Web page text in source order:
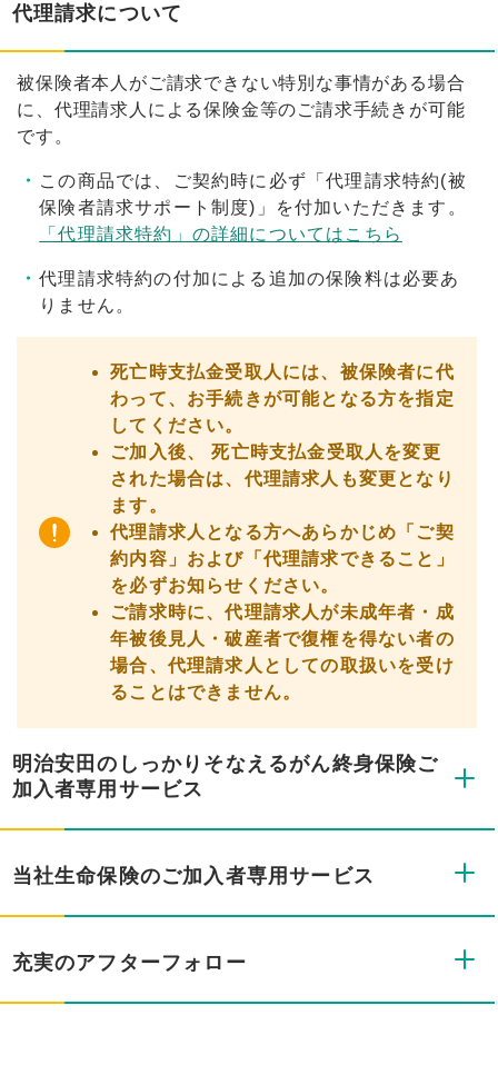
代理請求について
被保険者本人がご請求できない特別な事情がある場合
に、代理請求人による保険金等のご請求手続きが可能
です。
この商品では、ご契約時に必ず「代理請求特約(被
保険者請求サポート制度)」を付加いただきます。
「代理請求特約」の詳細についてはこちら
代理請求特約の付加による追加の保険料は必要あ
りません。
死亡時支払金受取人には、被保険者に代
わって、お手続きが可能となる方を指定
してください。
ご加入後、 死亡時支払金受取人を変更
された場合は、代理請求人も変更となり
ます。
代理請求人となる方へあらかじめ「ご契
約内容」および「代理請求できること」
を必ずお知らせください。
ご請求時に、代理請求人が未成年者・成
年被後見人・破産者で復権を得ない者の
場合、代理請求人としての取扱いを受け
ることはできません。
明治安田のしっかりそなえるがん終身保険ご
加入者専用サービス
当社生命保険のご加入者専用サービス
充実のアフターフォロー